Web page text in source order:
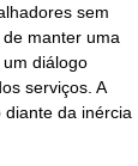
sem
manter uma
diálogo
serviços. A
da inércia